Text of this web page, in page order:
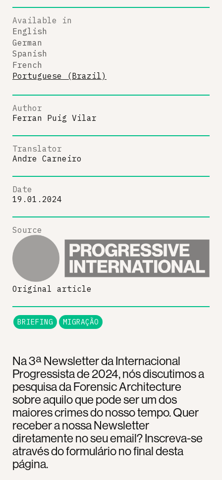
Na 3ª Newsletter da Internacional
Progressista de 2024, nós discutimos a
pesquisa da Forensic Architecture
sobre aquilo que pode ser um dos
maiores crimes do nosso tempo. Quer
receber a nossa Newsletter
diretamente no seu email? Inscreva-se
através do formulário no final desta
página.
Available in
English
German
Spanish
French
Portuguese (Brazil)
Author
Ferran Puig Vilar
Translator
Andre Carneiro
Date
19.01.2024
Source
Original article
BRIEFING MIGRAÇÃO